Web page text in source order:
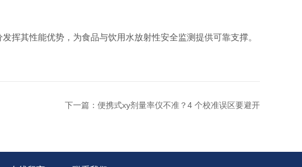
挥其性能优势，为食品与饮用水放射性安全监测提供可靠支撑。​
下一篇： 便携式xy剂量率仪不准？4 个校准误区要避开